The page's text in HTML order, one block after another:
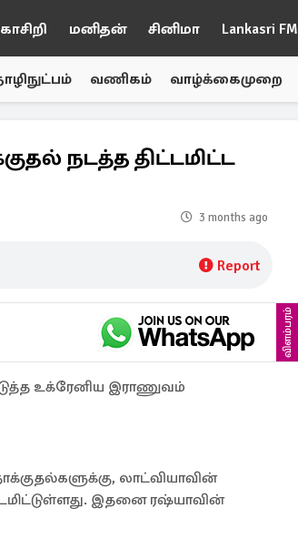
மனிதன் சினிமா Lankasri FM
வணிகம் வாழ்க்கைமுறை
நடத்த திட்டமிட்ட
3 months ago
Report
விளம்பரம்
உக்ரேனிய இராணுவம்
லாட்வியாவின்
இதனை ரஷ்யாவின்